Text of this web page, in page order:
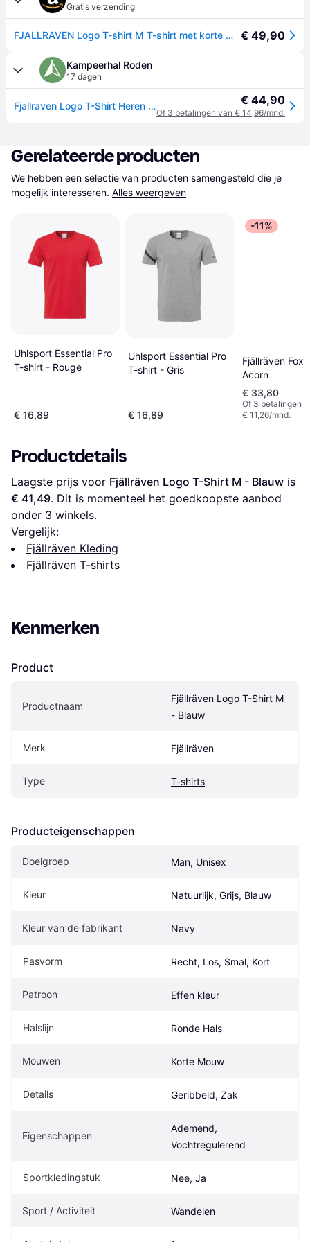
Gratis verzending
FJALLRAVEN Logo T-shirt M T-shirt met korte mouwen voor heren € 49,90
Kampeerhal Roden
17 dagen
Fjallraven Logo T-Shirt Heren - Navy € 44,90
Of 3 betalingen van € 14,96/mnd.
Gerelateerde producten
We hebben een selectie van producten samengesteld die je
mogelijk interesseren. Alles weergeven
Uhlsport Essential Pro
T-shirt - Rouge
€ 16,89
Uhlsport Essential Pro
T-shirt - Gris
€ 16,89
-11%
Fjällräven Fox
Acorn
€ 33,80
Of 3 betalingen
€ 11,26/mnd.
Productdetails
Laagste prijs voor Fjällräven Logo T-Shirt M - Blauw
€ 41,49. Dit is momenteel het goedkoopste aanbod
onder 3 winkels.
Vergelijk:
Fjällräven Kleding
Fjällräven T-shirts
Kenmerken
Product
Productnaam
Fjällräven Logo T-Shirt M
- Blauw
Merk Fjällräven
Type T-shirts
Producteigenschappen
Doelgroep Man, Unisex
Kleur Natuurlijk, Grijs, Blauw
Kleur van de fabrikant Navy
Pasvorm Recht, Los, Smal, Kort
Patroon Effen kleur
Halslijn Ronde Hals
Mouwen Korte Mouw
Details Geribbeld, Zak
Eigenschappen
Ademend,
Vochtregulerend
Sportkledingstuk Nee, Ja
Sport / Activiteit Wandelen